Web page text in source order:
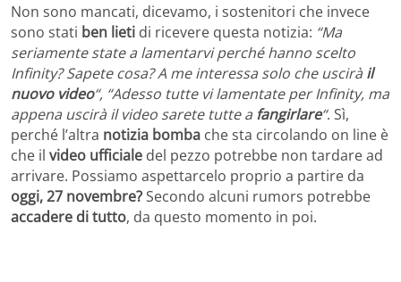
Non sono mancati, dicevamo, i sostenitori che invece
sono stati ben lieti di ricevere questa notizia: “Ma
seriamente state a lamentarvi perché hanno scelto
Infinity? Sapete cosa? A me interessa solo che uscirà il
nuovo video“, “Adesso tutte vi lamentate per Infinity, ma
appena uscirà il video sarete tutte a fangirlare“. Sì,
perché l’altra notizia bomba che sta circolando on line è
che il video ufficiale del pezzo potrebbe non tardare ad
arrivare. Possiamo aspettarcelo proprio a partire da
oggi, 27 novembre?Secondo alcuni rumors potrebbe
accadere di tutto, da questo momento in poi.